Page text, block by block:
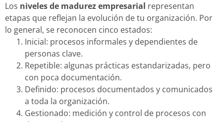
Los niveles de madurez empresarial representan
etapas que reflejan la evolución de tu organización. Por
lo general, se reconocen cinco estados:
Inicial: procesos informales y dependientes de
personas clave.
Repetible: algunas prácticas estandarizadas, pero
con poca documentación.
Definido: procesos documentados y comunicados
a toda la organización.
Gestionado: medición y control de procesos con